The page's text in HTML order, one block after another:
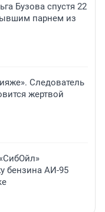
Бузова спустя 22
парнем из
Следователь
жертвой
бензина АИ-95